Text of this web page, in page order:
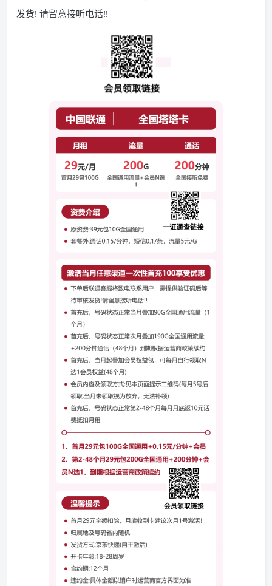
发货! 请留意接听电话!!